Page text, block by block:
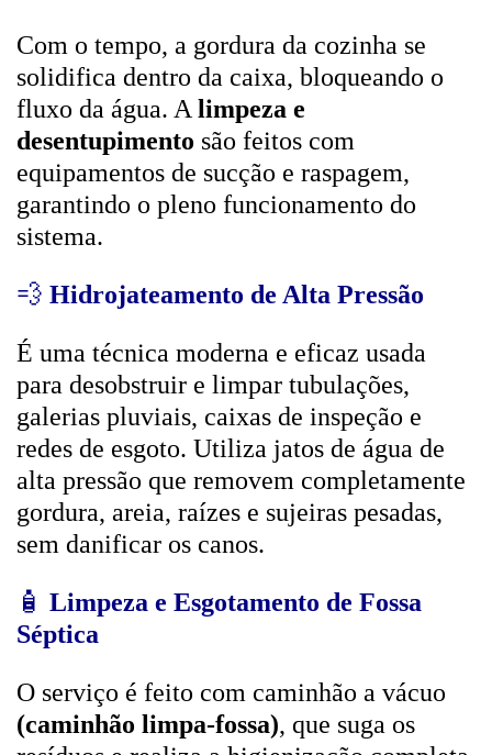
Com o tempo, a gordura da cozinha se
solidifica dentro da caixa, bloqueando o
fluxo da água. A limpeza e
desentupimento são feitos com
equipamentos de sucção e raspagem,
garantindo o pleno funcionamento do
sistema.
💨 Hidrojateamento de Alta Pressão
É uma técnica moderna e eficaz usada
para desobstruir e limpar tubulações,
galerias pluviais, caixas de inspeção e
redes de esgoto. Utiliza jatos de água de
alta pressão que removem completamente
gordura, areia, raízes e sujeiras pesadas,
sem danificar os canos.
🧴 Limpeza e Esgotamento de Fossa
Séptica
O serviço é feito com caminhão a vácuo
(caminhão limpa-fossa), que suga os